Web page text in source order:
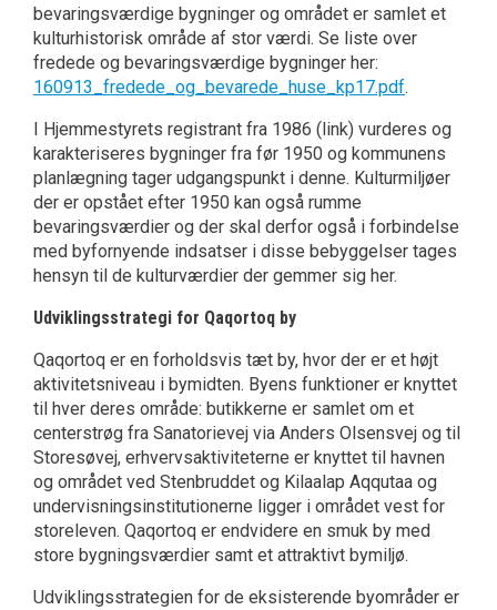
bevaringsværdige bygning­er og området er samlet et
kulturhistorisk område af stor værdi. Se liste over
fredede og bevaringsværdige bygninger her:
160913_fredede_og_bevarede_huse_kp17.pdf.
I Hjemmestyrets registrant fra 1986 (link) vurderes og
karakteriseres bygninger fra før 1950 og kommunens
planlægning tager udgangspunkt i denne. Kulturmiljøer
der er opstået efter 1950 kan også rumme
bevaringsværdier og der skal derfor også i forbindelse
med byfornyende indsatser i disse bebyggelser tages
hensyn til de kulturværdier der gemmer sig her.
Udviklingsstrategi for Qaqortoq by
Qaqortoq er en forholdsvis tæt by, hvor der er et højt
aktivitetsniveau i bymidten. Byens funktioner er knyttet
til hver deres område: butikkerne er samlet om et
centerstrøg fra Sanatorievej via Anders Olsensvej og til
Storesøvej, erhvervsaktiviteterne er knyttet til havnen
og området ved Stenbruddet og Kilaalap Aqqutaa og
undervisningsinstitutionerne ligger i området vest for
storeleven. Qaqortoq er endvidere en smuk by med
store bygningsværdier samt et attraktivt bymiljø.
Udviklingsstrategien for de eksisterende byområder er